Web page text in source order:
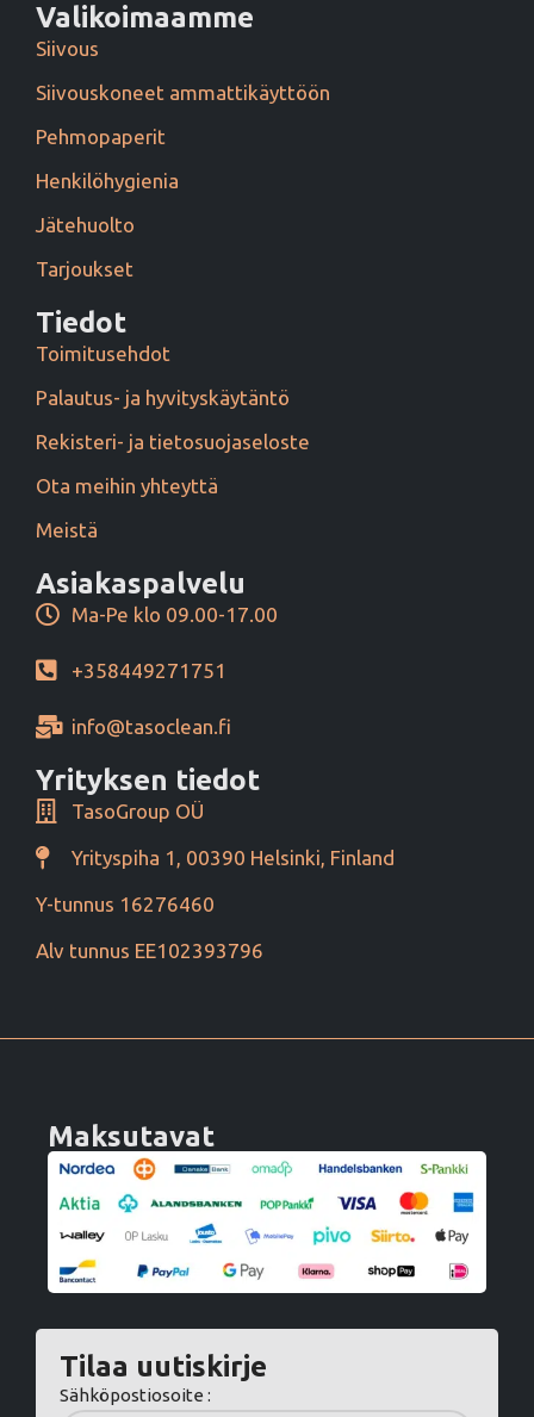
Valikoimaamme
Siivous
Siivouskoneet ammattikäyttöön
Pehmopaperit
Henkilöhygienia
Jätehuolto
Tarjoukset
Tiedot
Toimitusehdot
Palautus- ja hyvityskäytäntö
Rekisteri- ja tietosuojaseloste
Ota meihin yhteyttä
Meistä
Asiakaspalvelu
Ma-Pe klo 09.00-17.00
+358449271751
info@tasoclean.fi
Yrityksen tiedot
TasoGroup OÜ
Yrityspiha 1, 00390 Helsinki, Finland
Y-tunnus 16276460
Alv tunnus EE102393796
Maksutavat
Tilaa uutiskirje
Sähköpostiosoite :